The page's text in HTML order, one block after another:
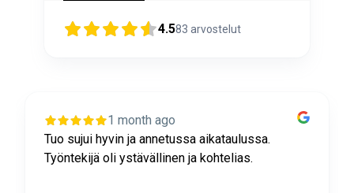
4.583 arvostelut
1 month ago
Tuo sujui hyvin ja annetussa aikataulussa.
Työntekijä oli ystävällinen ja kohtelias.